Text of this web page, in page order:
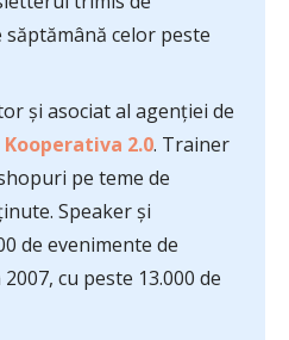
celor peste
și asociat al agenției de
Kooperativa 2.0. Trainer
pe teme de
Speaker și
de evenimente de
cu peste 13.000 de